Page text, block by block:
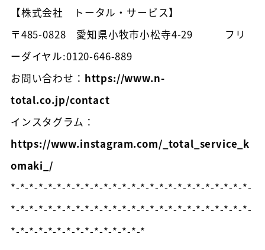
【株式会社 トータル・サービス】
〒485-0828 愛知県小牧市小松寺4-29 フリ
ーダイヤル:0120-646-889
お問い合わせ： https://www.n-
total.co.jp/contact
インスタグラム：
https://www.instagram.com/_total_service_k
omaki_/
*-*-*-*-*-*-*-*-*-*-*-*-*-*-*-*-*-*-*-*-*-*-*-*-*-*-
*-*-*-*-*-*-*-*-*-*-*-*-*-*-*-*-*-*-*-*-*-*-*-*-*-*-
*-*-*-*-*-*-*-*-*-*-*-*-*-*-*